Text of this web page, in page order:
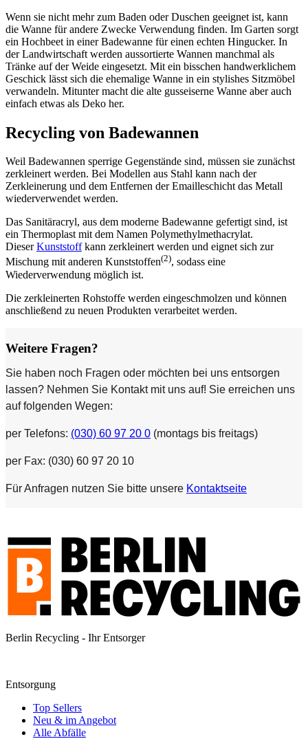
Wenn sie nicht mehr zum Baden oder Duschen geeignet ist, kann
die Wanne für andere Zwecke Verwendung finden. Im Garten sorgt
ein Hochbeet in einer Badewanne für einen echten Hingucker. In
der Landwirtschaft werden aussortierte Wannen manchmal als
Tränke auf der Weide eingesetzt. Mit ein bisschen handwerklichem
Geschick lässt sich die ehemalige Wanne in ein stylishes Sitzmöbel
verwandeln. Mitunter macht die alte gusseiserne Wanne aber auch
einfach etwas als Deko her.
Recycling von Badewannen
Weil Badewannen sperrige Gegenstände sind, müssen sie zunächst
zerkleinert werden. Bei Modellen aus Stahl kann nach der
Zerkleinerung und dem Entfernen der Emailleschicht das Metall
wiederverwendet werden.
Das Sanitäracryl, aus dem moderne Badewanne gefertigt sind, ist
ein Thermoplast mit dem Namen Polymethylmethacrylat.
DieserKunststoffkann zerkleinert werden und eignet sich zur
Mischung mit anderen Kunststoffen(2), sodass eine
Wiederverwendung möglich ist.
Die zerkleinerten Rohstoffe werden eingeschmolzen und können
anschließend zu neuen Produkten verarbeitet werden.
Weitere Fragen?
Sie haben noch Fragen oder möchten bei uns entsorgen
lassen? Nehmen Sie Kontakt mit uns auf! Sie erreichen uns
auf folgenden Wegen:
per Telefons: (030) 60 97 20 0 (montags bis freitags)
per Fax: (030) 60 97 20 10
Für Anfragen nutzen Sie bitte unsere Kontaktseite
Berlin Recycling - Ihr Entsorger
Entsorgung
Top Sellers
Neu & im Angebot
Alle Abfälle